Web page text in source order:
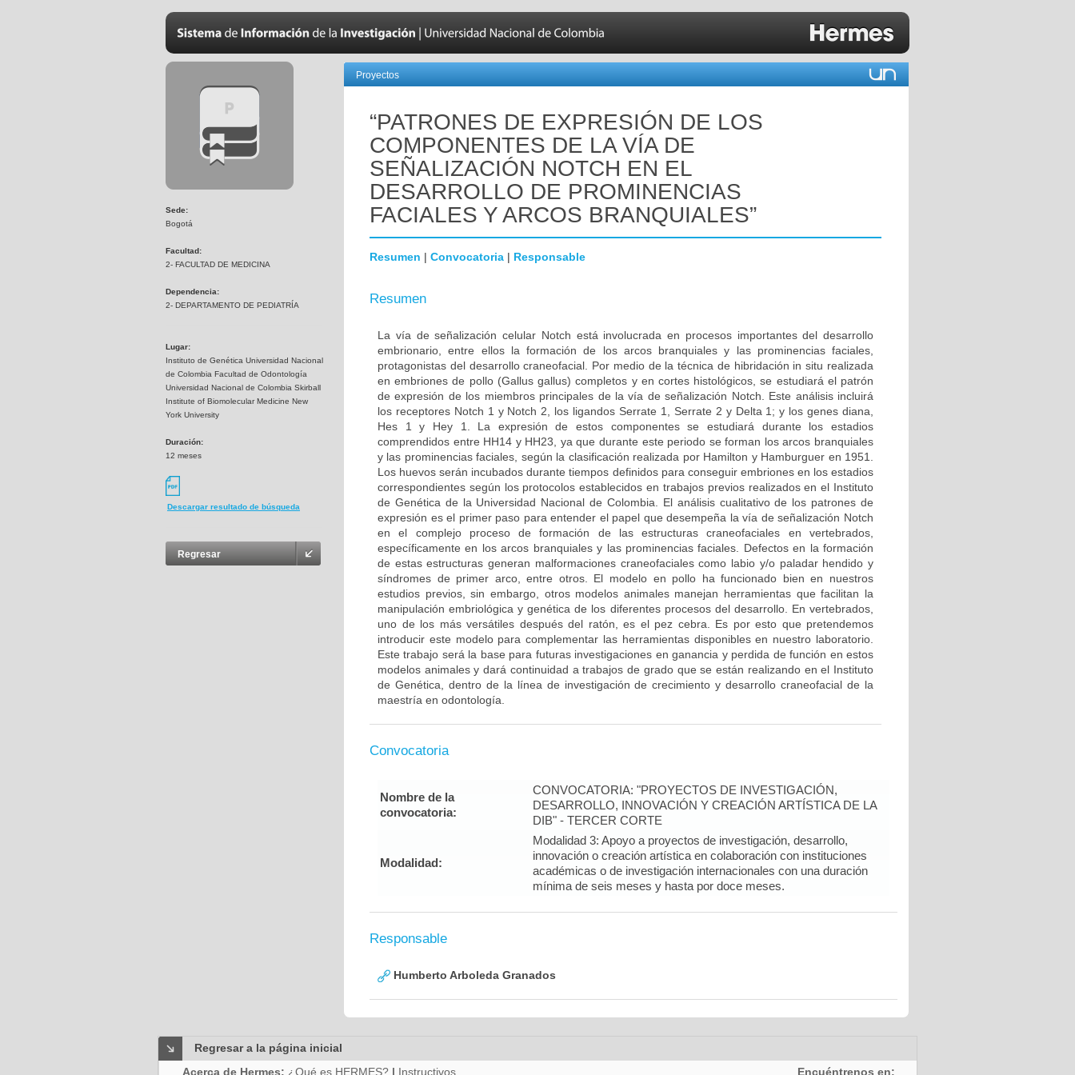
Sede:
Bogotá
Facultad:
2- FACULTAD DE MEDICINA
Dependencia:
2- DEPARTAMENTO DE PEDIATRÍA
Lugar:
Instituto de Genética Universidad Nacional
de Colombia Facultad de Odontología
Universidad Nacional de Colombia Skirball
Institute of Biomolecular Medicine New
York University
Duración:
12 meses
Descargar resultado de búsqueda
Regresar
Proyectos
“PATRONES DE EXPRESIÓN DE LOS
COMPONENTES DE LA VÍA DE
SEÑALIZACIÓN NOTCH EN EL
DESARROLLO DE PROMINENCIAS
FACIALES Y ARCOS BRANQUIALES”
Resumen | Convocatoria | Responsable
Resumen
La vía de señalización celular Notch está involucrada en procesos importantes del desarrollo
embrionario, entre ellos la formación de los arcos branquiales y las prominencias faciales,
protagonistas del desarrollo craneofacial. Por medio de la técnica de hibridación in situ realizada
en embriones de pollo (Gallus gallus) completos y en cortes histológicos, se estudiará el patrón
de expresión de los miembros principales de la vía de señalización Notch. Este análisis incluirá
los receptores Notch 1 y Notch 2, los ligandos Serrate 1, Serrate 2 y Delta 1; y los genes diana,
Hes 1 y Hey 1. La expresión de estos componentes se estudiará durante los estadios
comprendidos entre HH14 y HH23, ya que durante este periodo se forman los arcos branquiales
y las prominencias faciales, según la clasificación realizada por Hamilton y Hamburguer en 1951.
Los huevos serán incubados durante tiempos definidos para conseguir embriones en los estadios
correspondientes según los protocolos establecidos en trabajos previos realizados en el Instituto
de Genética de la Universidad Nacional de Colombia. El análisis cualitativo de los patrones de
expresión es el primer paso para entender el papel que desempeña la vía de señalización Notch
en el complejo proceso de formación de las estructuras craneofaciales en vertebrados,
específicamente en los arcos branquiales y las prominencias faciales. Defectos en la formación
de estas estructuras generan malformaciones craneofaciales como labio y/o paladar hendido y
síndromes de primer arco, entre otros. El modelo en pollo ha funcionado bien en nuestros
estudios previos, sin embargo, otros modelos animales manejan herramientas que facilitan la
manipulación embriológica y genética de los diferentes procesos del desarrollo. En vertebrados,
uno de los más versátiles después del ratón, es el pez cebra. Es por esto que pretendemos
introducir este modelo para complementar las herramientas disponibles en nuestro laboratorio.
Este trabajo será la base para futuras investigaciones en ganancia y perdida de función en estos
modelos animales y dará continuidad a trabajos de grado que se están realizando en el Instituto
de Genética, dentro de la línea de investigación de crecimiento y desarrollo craneofacial de la
maestría en odontología.
Convocatoria
Nombre de la
convocatoria:
CONVOCATORIA: "PROYECTOS DE INVESTIGACIÓN,
DESARROLLO, INNOVACIÓN Y CREACIÓN ARTÍSTICA DE LA
DIB" - TERCER CORTE
Modalidad:
Modalidad 3: Apoyo a proyectos de investigación, desarrollo,
innovación o creación artística en colaboración con instituciones
académicas o de investigación internacionales con una duración
mínima de seis meses y hasta por doce meses.
Responsable
Humberto Arboleda Granados
Regresar a la página inicial
Acerca de Hermes: ¿Qué es HERMES? | Instructivos Encuéntrenos en: